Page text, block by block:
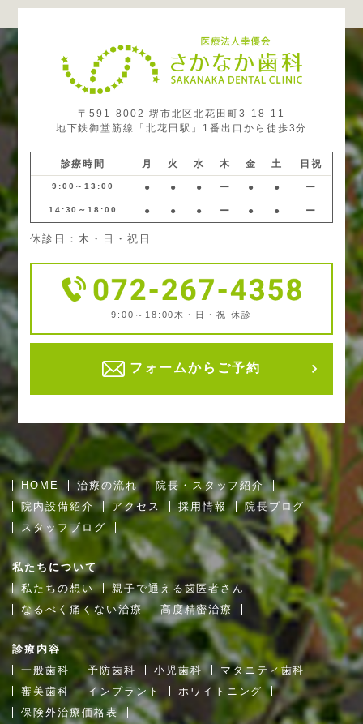
〒591-8002 堺市北区北花田町3-18-11
地下鉄御堂筋線「北花田駅」1番出口から徒歩3分
診療時間 月 火 水 木 金 土 日祝
9:00～13:00 ● ● ● ー ● ● ー
14:30～18:00 ● ● ● ー ● ● ー
休診日：木・日・祝日
9:00～18:00 木・日・祝 休診
フォームからご予約
HOME 治療の流れ
院長・スタッフ紹介
院内設備紹介
アクセス 採用情報
院長ブログ
スタッフブログ
私たちについて
私たちの想い
親子で通える歯医者さん
なるべく痛くない治療
高度精密治療
診療内容
一般歯科
予防歯科 小児歯科
マタニティ歯科
審美歯科
インプラント
ホワイトニング
保険外治療価格表